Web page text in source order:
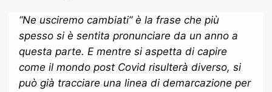
“Ne usciremo cambiati” è la frase che più
spesso si è sentita pronunciare da un anno a
questa parte. E mentre si aspetta di capire
come il mondo post Covid risulterà diverso, si
può già tracciare una linea di demarcazione per